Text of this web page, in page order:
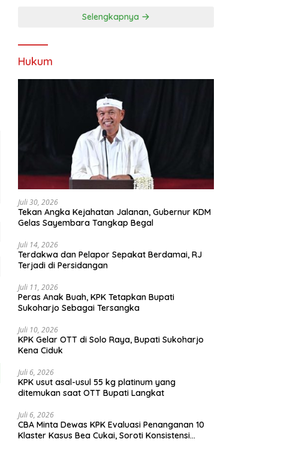
Selengkapnya
Hukum
Juli 30, 2026
Tekan Angka Kejahatan Jalanan, Gubernur KDM
Gelas Sayembara Tangkap Begal
Juli 14, 2026
Terdakwa dan Pelapor Sepakat Berdamai, RJ
Terjadi di Persidangan
Juli 11, 2026
Peras Anak Buah, KPK Tetapkan Bupati
Sukoharjo Sebagai Tersangka
Juli 10, 2026
KPK Gelar OTT di Solo Raya, Bupati Sukoharjo
Kena Ciduk
Juli 6, 2026
KPK usut asal-usul 55 kg platinum yang
ditemukan saat OTT Bupati Langkat
Juli 6, 2026
CBA Minta Dewas KPK Evaluasi Penanganan 10
Klaster Kasus Bea Cukai, Soroti Konsistensi